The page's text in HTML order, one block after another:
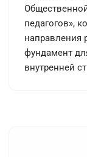
педагогов»,
направления
фундамент
внутренней